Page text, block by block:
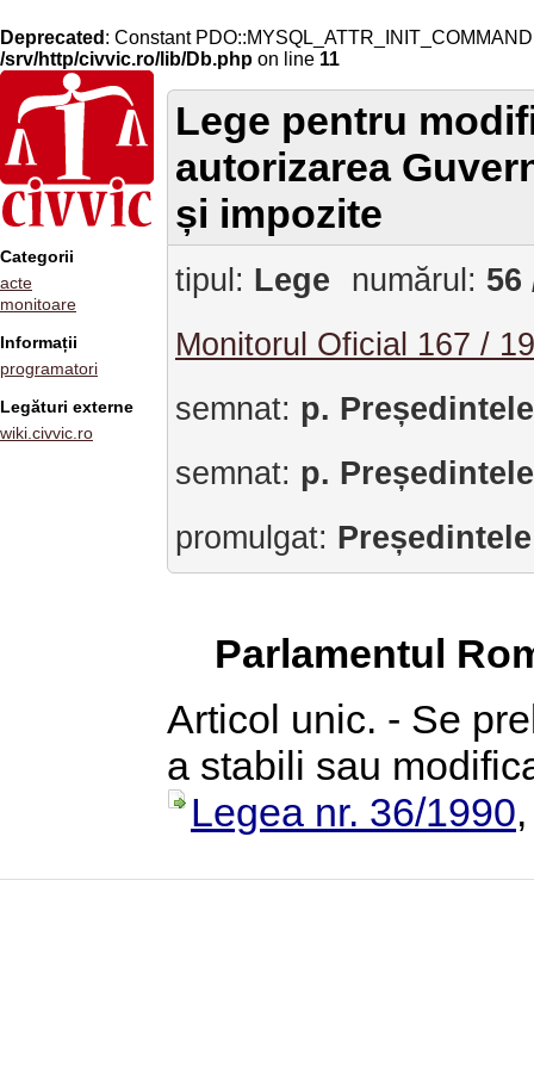
Deprecated : Constant
/srv/http/civvic.ro/lib/Db.php on line 11
Categorii
acte
monitoare
Informații
programatori
Legături externe
wiki.civvic.ro
Lege pentru
autorizarea
și impozite
tipul: Lege numărul: 56
Monitorul Oficial 167 /
semnat: p.
semnat: p.
promulgat:
Parlamentul
Articol unic. - Se
a stabili sau
Legea nr. 36/1990